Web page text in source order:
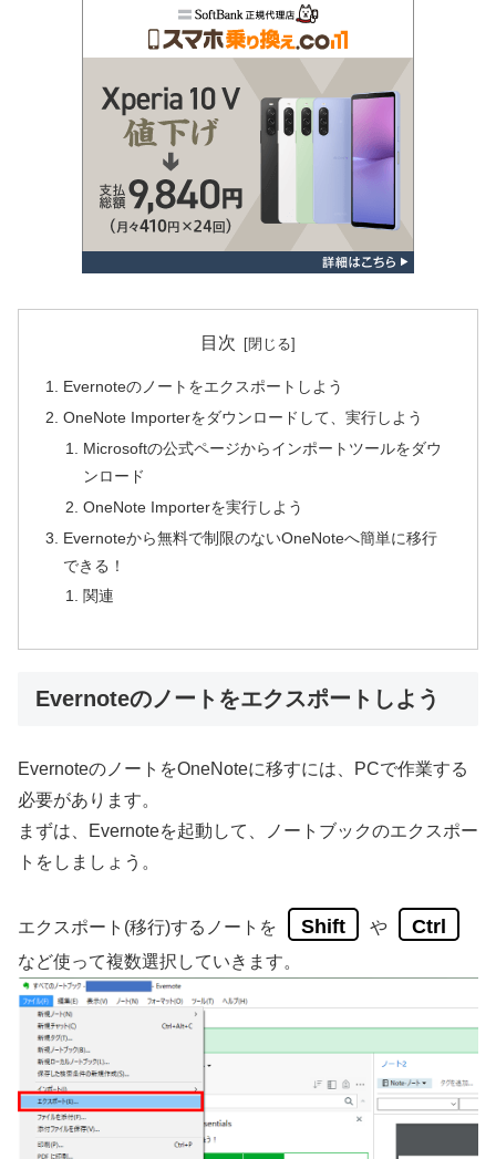
目次
Evernoteのノートをエクスポートしよう
OneNote Importerをダウンロードして、実行しよう
Microsoftの公式ページからインポートツールをダウ
ンロード
OneNote Importerを実行しよう
Evernoteから無料で制限のないOneNoteへ簡単に移行
できる！
関連
Evernoteのノートをエクスポートしよう
EvernoteのノートをOneNoteに移すには、PCで作業する
必要があります。
まずは、Evernoteを起動して、ノートブックのエクスポー
トをしましょう。
エクスポート(移行)するノートを Shift や Ctrl
など使って複数選択していきます。